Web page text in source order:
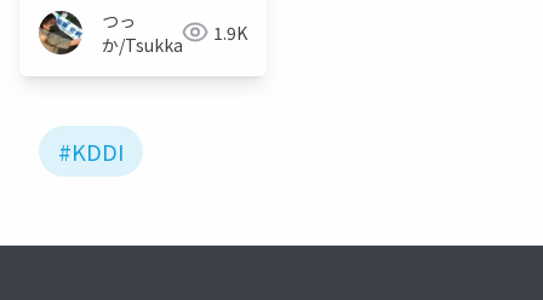
つっ
か/Tsukka◢⁴⁶ 1.9K
#KDDI